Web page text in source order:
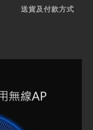
送貨及付款方式